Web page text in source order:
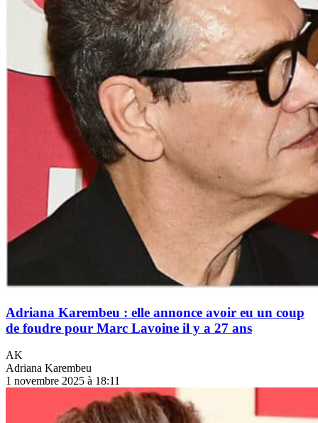
Adriana Karembeu : elle annonce avoir eu un coup
de foudre pour Marc Lavoine il y a 27 ans
AK
Adriana Karembeu
1 novembre 2025 à 18:11